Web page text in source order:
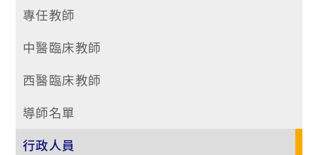
專任教師
中醫臨床教師
西醫臨床教師
導師名單
行政人員